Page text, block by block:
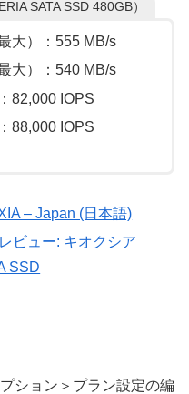
SATA SSD 480GB）
大）：555 MB/s
大）：540 MB/s
82,000 IOPS
88,000 IOPS
– Japan (日本語)
ビュー: キオクシア
SSD
ション＞プラン設定の編